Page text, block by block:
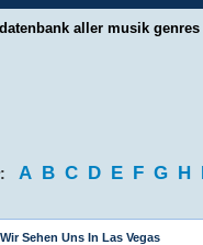
aller musik
A B C D E F G H
Sehen Uns In Las Vegas